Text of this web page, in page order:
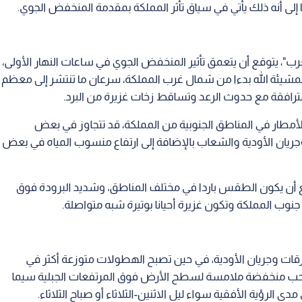
إلى أنه ذلك يأتي في سياق تأثر المملكة بمقدمة المنخفض الجوي.
يتوقع أن يتعمق تأثير المنخفض الجوي في ساعات النهار الأولى،
الله بدءا من شمال غرب المملكة، سرعان ما تنتشر إلى معظم
مع حدوث الرعد وتساقط زخات غزيرة من البرد.
في المناطق الجنوبية من المملكة، قد تتجاوز في بعض
وجريان الأودية والشعاب بالإضافة إلى ارتفاع منسوب المياه في بعض
أن يكون الطقس باردا في مختلف المناطق، وشديد البرودة فوق
جنوب المملكة وتكون غزيرة أحيانا بوتيرة شبه متواصلة.
وجريان الأودية، في حين تصبح الهطولات متوزعة أكثر في
منخفضة ملامسة لسطح الأرض فوق المرتفعات الجبلية سيما
الرؤية الأفقية سواء ليل الاثنين-الثلاثاء أو صباح الثلاثاء.